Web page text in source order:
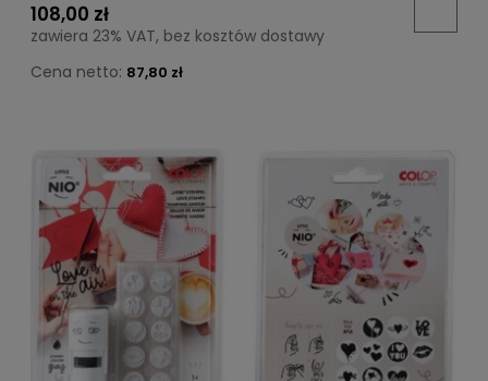
108,00 zł
zawiera 23% VAT, bez kosztów dostawy
Cena netto: 87,80 zł